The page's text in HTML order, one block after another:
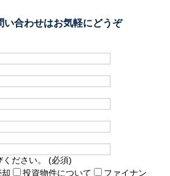
い合わせはお気軽にどうぞ
ください。 (必須)
投資物件について ファイナン